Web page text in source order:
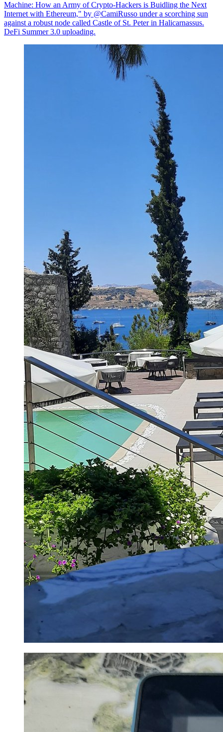
Machine: How an Army of Crypto-Hackers is Buidling the Next
Internet with Ethereum," by @CamiRusso under a scorching sun
against a robust node called Castle of St. Peter in Halicarnassus.
DeFi Summer 3.0 uploading.